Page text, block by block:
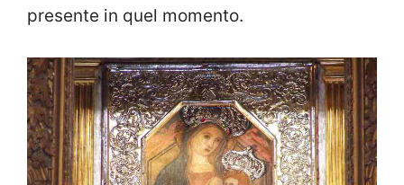
presente in quel momento.